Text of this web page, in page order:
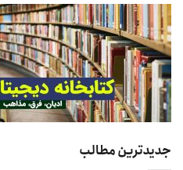
جدیدترین مطالب